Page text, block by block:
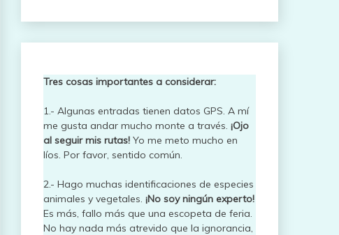
Tres cosas importantes a considerar:
1.- Algunas entradas tienen datos GPS. A mí
me gusta andar mucho monte a través. ¡Ojo
al seguir mis rutas!Yo me meto mucho en
líos. Por favor, sentido común.
2.- Hago muchas identificaciones de especies
animales y vegetales. ¡No soy ningún experto!
Es más, fallo más que una escopeta de feria.
No hay nada más atrevido que la ignorancia,